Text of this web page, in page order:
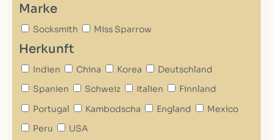
Marke
Socksmith Miss Sparrow
Herkunft
Indien China Korea
Deutschland
Spanien
Schweiz Italien
Finnland
Portugal
Kambodscha England
Mexico
Peru
USA